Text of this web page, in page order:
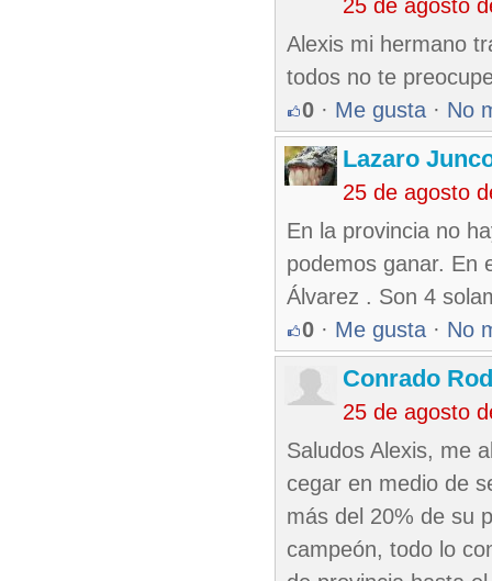
25 de agosto
Alexis mi hermano
todos no te
0 · Me gusta · No
Lazaro
25 de agosto
En la provincia no
podemos ganar. En
Álvarez . Son 4
0 · Me gusta · No
Conrado
25 de agosto
Saludos Alexis, me
cegar en medio de
más del 20% de su
campeón, todo lo